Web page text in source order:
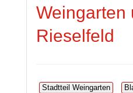
Weingarten
Rieselfeld
Stadtteil Weingarten